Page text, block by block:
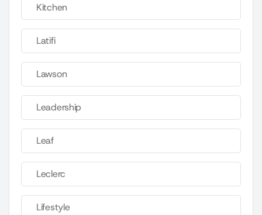
Kitchen
Latifi
Lawson
Leadership
Leaf
Leclerc
Lifestyle